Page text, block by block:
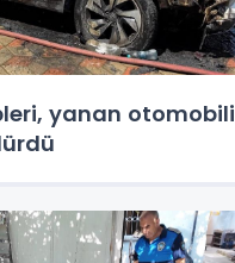
yanan otomobili